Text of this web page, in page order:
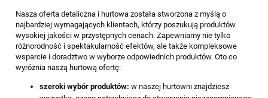
Nasza oferta detaliczna i hurtowa została stworzona z myślą o
najbardziej wymagających klientach, którzy poszukują produktów
wysokiej jakości w przystępnych cenach. Zapewniamy nie tylko
różnorodność i spektakularność efektów, ale także kompleksowe
wsparcie i doradztwo w wyborze odpowiednich produktów. Oto co
wyróżnia naszą hurtową ofertę:
szeroki wybór produktów: w naszej hurtowni znajdziesz